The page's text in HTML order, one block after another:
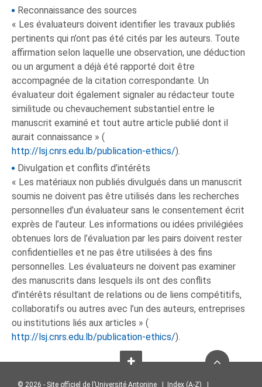
Reconnaissance des sources
« Les évaluateurs doivent identifier les travaux publiés
pertinents qui n’ont pas été cités par les auteurs. Toute
affirmation selon laquelle une observation, une déduction
ou un argument a déjà été rapporté doit être
accompagnée de la citation correspondante. Un
évaluateur doit également signaler au rédacteur toute
similitude ou chevauchement substantiel entre le
manuscrit examiné et tout autre article publié dont il
aurait connaissance » (
http://lsj.cnrs.edu.lb/publication-ethics/).
Divulgation et conflits d’intérêts
« Les matériaux non publiés divulgués dans un manuscrit
soumis ne doivent pas être utilisés dans les recherches
personnelles d’un évaluateur sans le consentement écrit
exprès de l’auteur. Les informations ou idées privilégiées
obtenues lors de l’évaluation par les pairs doivent rester
confidentielles et ne pas être utilisées à des fins
personnelles. Les évaluateurs ne doivent pas examiner
des manuscrits dans lesquels ils ont des conflits
d’intérêts résultant de relations ou de liens compétitifs,
collaboratifs ou autres avec l’un des auteurs, entreprises
ou institutions liés aux articles » (
http://lsj.cnrs.edu.lb/publication-ethics/).
© 2026 - Site officiel de l’Université Antonine | Index (A-Z)